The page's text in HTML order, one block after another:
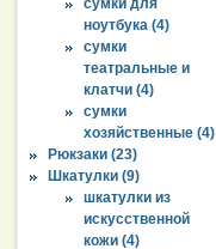
сумки для
ноутбука (4)
сумки
театральные и
клатчи (4)
сумки
хозяйственные (4)
Рюкзаки (23)
Шкатулки (9)
шкатулки из
искусственной
кожи (4)